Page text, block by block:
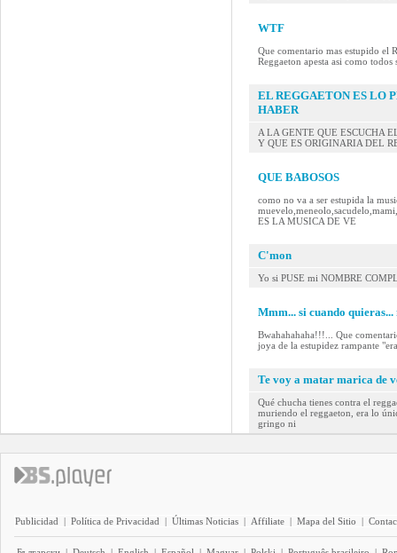
WTF
Que comentario mas estupido el
Reggaeton apesta asi como
EL REGGAETON ES LO
HABER
A LA GENTE QUE ESCUCHA
Y QUE ES ORIGINARIA DEL
QUE BABOSOS
como no va a ser estupida la
ES LA MUSICA DE VE
C'mon
Yo si PUSE mi NOMBRE
Mmm... si cuando quieras...
Bwahahahaha!!!... Que
joya de la estupidez rampante
Te voy a matar marica de
Qué chucha tienes contra el
muriendo el reggaeton, era lo
gringo ni
Publicidad | Política de Privacidad | Últimas Noticias | Affiliate | Mapa del Sitio |